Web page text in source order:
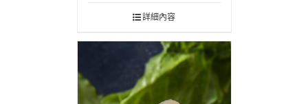
詳細內容